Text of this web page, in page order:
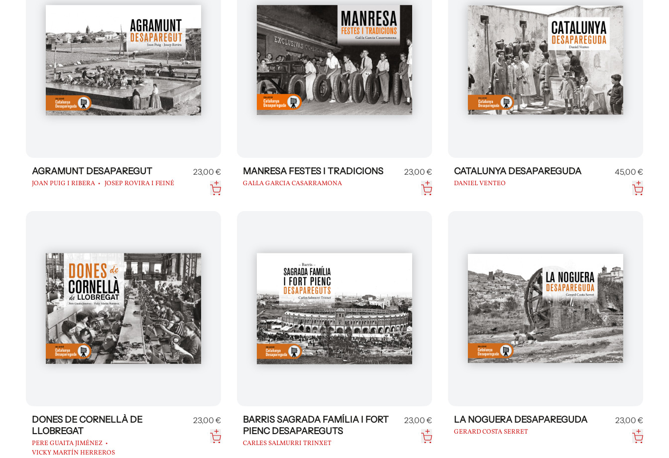
AGRAMUNT DESAPAREGUT
JOAN PUIG I RIBERA JOSEP ROVIRA I FEINÉ
23,00 € MANRESA FESTES I TRADICIONS
GAL·LA GARCIA CASARRAMONA
23,00 € CATALUNYA DESAPAREGUDA
DANIEL VENTEO
45,00 €
DONES DE CORNELLÀ DE
LLOBREGAT
PERE GUAITA JIMÉNEZ
VICKY MARTÍN HERREROS
23,00 €
BARRIS SAGRADA FAMÍLIA I FORT
PIENC DESAPAREGUTS
CARLES SALMURRI TRINXET
23,00 € LA NOGUERA DESAPAREGUDA
GERARD COSTA SERRET
23,00 €